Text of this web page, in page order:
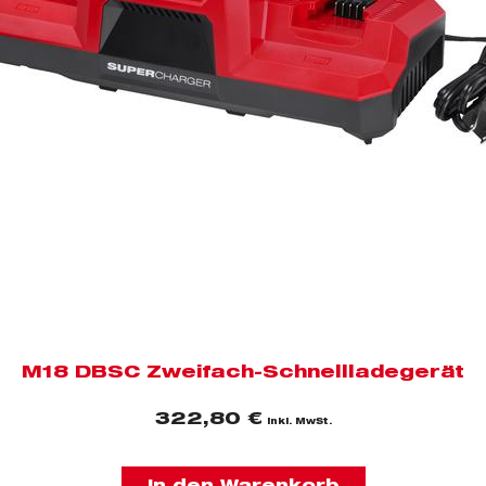
M18 DBSC Zweifach-Schnellladegerät
322,80 € inkl. MwSt.